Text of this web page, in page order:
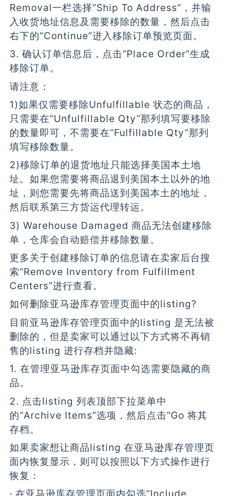
Removal一栏选择“Ship To Address”，并输
入收货地址信息及需要移除的数量，然后点击
右下的“Continue”进入移除订单预览页面。
3. 确认订单信息后，点击“Place Order”生成
移除订单。
请注意：
1)如果仅需要移除Unfulfillable 状态的商品，
只需要在“Unfulfillable Qty”那列填写要移除
的数量即可，不需要在“Fulfillable Qty”那列
填写移除数量。
2)移除订单的退货地址只能选择美国本土地
址。如果您需要将商品退到美国本土以外的地
址，则您需要先将商品送到美国本土的地址，
然后联系第三方货运代理转运。
3) Warehouse Damaged 商品无法创建移除
单，仓库会自动赔偿并移除数量。
更多关于创建移除订单的信息请在卖家后台搜
索“Remove Inventory from Fulfillment
Centers”进行查看。
如何删除亚马逊库存管理页面中的listing?
目前亚马逊库存管理页面中的listing 是无法被
删除的，但是卖家可以通过以下方式将不再销
售的listing 进行存档并隐藏:
1. 在管理亚马逊库存页面中勾选需要隐藏的商
品。
2. 点击listing 列表顶部下拉菜单中
的“Archive Items”选项，然后点击“Go 将其
存档。
如果卖家想让商品listing 在亚马逊库存管理页
面内恢复显示，则可以按照以下方式操作进行
恢复：